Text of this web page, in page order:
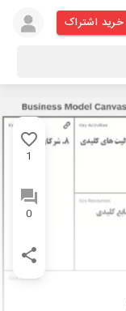
خرید اشتراک
1
0